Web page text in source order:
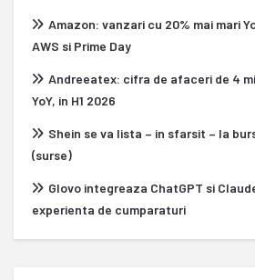
Amazon: vanzari cu 20% mai mari
AWS si Prime Day
Andreeatex: cifra de afaceri de 4
YoY, in H1 2026
Shein se va lista – in sfarsit – la
(surse)
Glovo integreaza ChatGPT si
experienta de cumparaturi